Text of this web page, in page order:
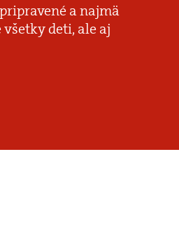
a najmä
všetky deti, ale aj